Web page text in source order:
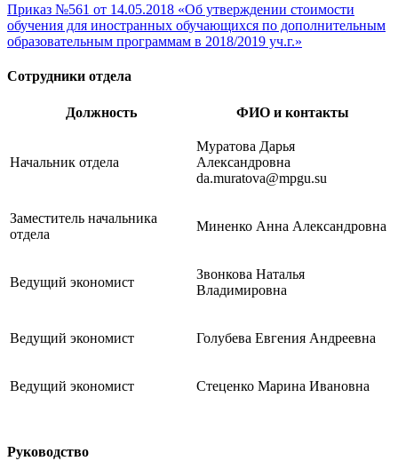
Приказ №561 от 14.05.2018 «Об утверждении стоимости
обучения для иностранных обучающихся по дополнительным
образовательным программам в 2018/2019 уч.г.»
Сотрудники отдела
Должность ФИО и контакты
Начальник отдела
Муратова Дарья
Александровна
da.muratova@mpgu.su
Заместитель начальника
отдела
Миненко Анна Александровна
Ведущий экономист
Звонкова Наталья
Владимировна
Ведущий экономист Голубева Евгения Андреевна
Ведущий экономист Стеценко Марина Ивановна
Руководство